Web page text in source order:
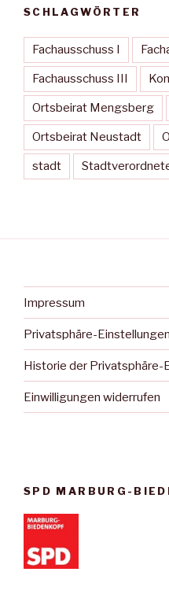
SCHLAGWÖRTER
Fachausschuss I
Fachausschuss III
Ortsbeirat Mengsberg
Ortsbeirat Neustadt
stadt
Impressum
Privatsphäre-
Historie der Privatsphäre-
Einwilligungen widerrufen
SPD MARBURG-